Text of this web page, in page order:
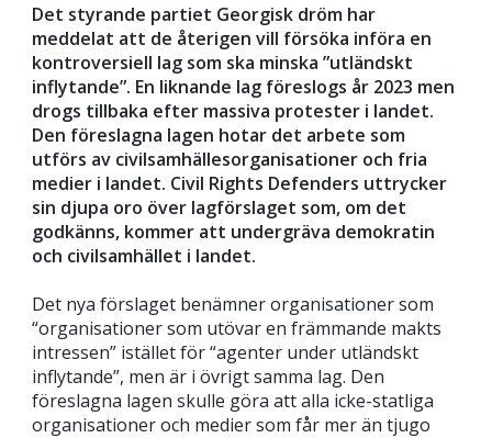
Det styrande partiet Georgisk dröm har
meddelat att de återigen vill försöka införa en
kontroversiell lag som ska minska ”utländskt
inflytande”. En liknande lag föreslogs år 2023 men
drogs tillbaka efter massiva protester i landet.
Den föreslagna lagen hotar det arbete som
utförs av civilsamhällesorganisationer och fria
medier i landet. Civil Rights Defenders uttrycker
sin djupa oro över lagförslaget som, om det
godkänns, kommer att undergräva demokratin
och civilsamhället i landet.
Det nya förslaget benämner organisationer som
“organisationer som utövar en främmande makts
intressen” istället för “agenter under utländskt
inflytande”, men är i övrigt samma lag. Den
föreslagna lagen skulle göra att alla icke-statliga
organisationer och medier som får mer än tjugo